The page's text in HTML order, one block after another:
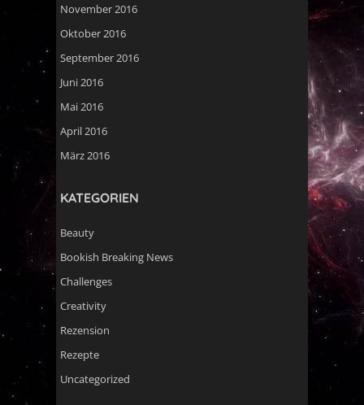
November 2016
Oktober 2016
September 2016
Juni 2016
Mai 2016
April 2016
März 2016
KATEGORIEN
Beauty
Bookish Breaking News
Challenges
Creativity
Rezension
Rezepte
Uncategorized